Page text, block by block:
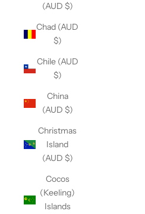
(AUD $)
Chad (AUD
$)
Chile (AUD
$)
China
(AUD $)
Christmas
Island
(AUD $)
Cocos
(Keeling)
Islands